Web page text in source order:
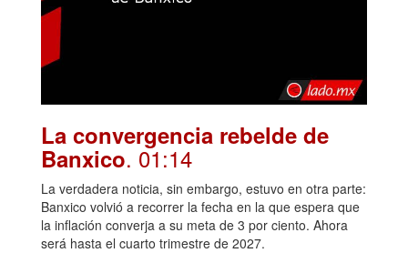
La convergencia rebelde de
Banxico. 01:14
La verdadera noticia, sin embargo, estuvo en otra parte:
Banxico volvió a recorrer la fecha en la que espera que
la inflación converja a su meta de 3 por ciento. Ahora
será hasta el cuarto trimestre de 2027.